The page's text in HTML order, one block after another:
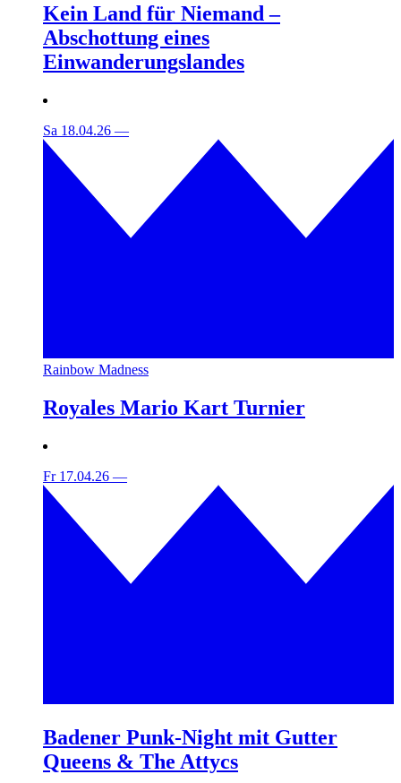
Kein Land für Niemand –
Abschottung eines
Einwanderungslandes
Sa 18.04.26 —
Rainbow Madness
Royales Mario Kart Turnier
Fr 17.04.26 —
Badener Punk-Night mit Gutter
Queens & The Attycs